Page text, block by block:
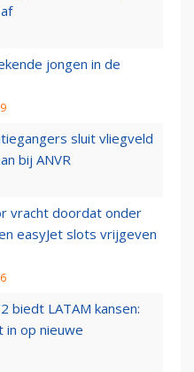
jongen in de
sluit vliegveld
bij ANVR
vracht doordat onder
easyJet slots vrijgeven
biedt LATAM kansen:
in op nieuwe